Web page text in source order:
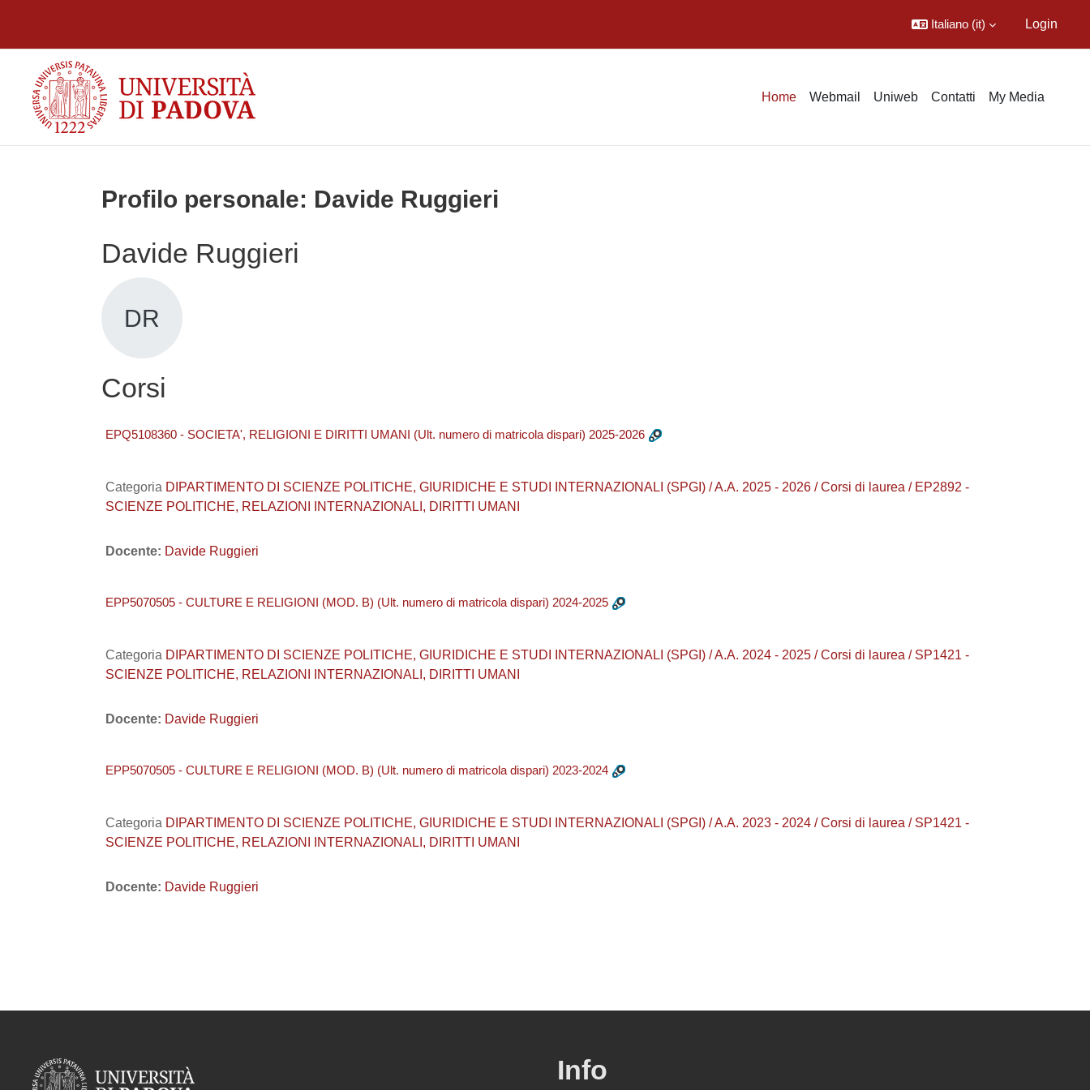
Italiano ‎(it)‎ Login
Home Webmail Uniweb Contatti My Media
Profilo personale: Davide Ruggieri
Davide Ruggieri
DR
Corsi
EPQ5108360 - SOCIETA', RELIGIONI E DIRITTI UMANI (Ult. numero di matricola dispari) 2025-2026
Categoria DIPARTIMENTO DI SCIENZE POLITICHE, GIURIDICHE E STUDI INTERNAZIONALI (SPGI) / A.A. 2025 - 2026 / Corsi di laurea / EP2892 -
SCIENZE POLITICHE, RELAZIONI INTERNAZIONALI, DIRITTI UMANI
Docente: Davide Ruggieri
EPP5070505 - CULTURE E RELIGIONI (MOD. B) (Ult. numero di matricola dispari) 2024-2025
Categoria DIPARTIMENTO DI SCIENZE POLITICHE, GIURIDICHE E STUDI INTERNAZIONALI (SPGI) / A.A. 2024 - 2025 / Corsi di laurea / SP1421 -
SCIENZE POLITICHE, RELAZIONI INTERNAZIONALI, DIRITTI UMANI
Docente: Davide Ruggieri
EPP5070505 - CULTURE E RELIGIONI (MOD. B) (Ult. numero di matricola dispari) 2023-2024
Categoria DIPARTIMENTO DI SCIENZE POLITICHE, GIURIDICHE E STUDI INTERNAZIONALI (SPGI) / A.A. 2023 - 2024 / Corsi di laurea / SP1421 -
SCIENZE POLITICHE, RELAZIONI INTERNAZIONALI, DIRITTI UMANI
Docente: Davide Ruggieri
Info